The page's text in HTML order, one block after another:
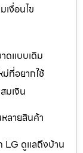
งื่อนไข
ดแบบเดิม
ม่ที่อยากใช้
มเงิน
ลายสินค้า
LG ดูแลถึงบ้าน